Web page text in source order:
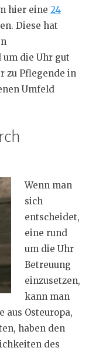
hier eine 24
Diese hat
die Uhr gut
zu Pflegende in
Umfeld
Wenn man
sich
entscheidet,
eine rund
um die Uhr
Betreuung
einzusetzen,
kann man
aus Osteuropa,
haben den
des